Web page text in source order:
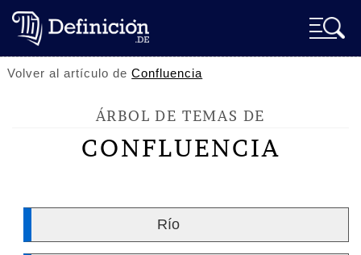
Volver al artículo deConfluencia
ÁRBOL DE TEMAS DE
CONFLUENCIA
Río